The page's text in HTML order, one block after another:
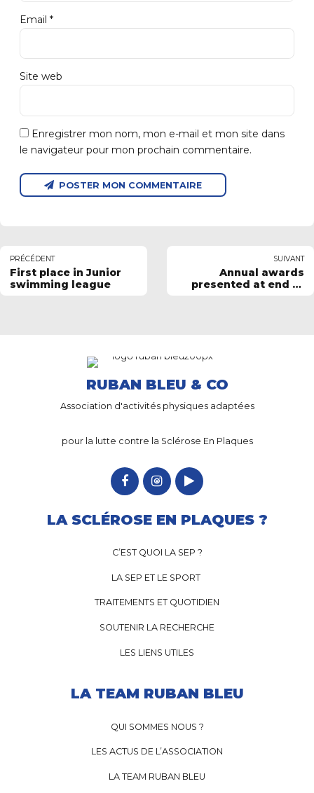
Email *
Site web
Enregistrer mon nom, mon e-mail et mon site dans
le navigateur pour mon prochain commentaire.
POSTER MON COMMENTAIRE
PRÉCÉDENT
First place in Junior
swimming league
SUIVANT
Annual awards
presented at end of
RUBAN BLEU & CO
Association d'activités physiques adaptées
pour la lutte contre la Sclérose En Plaques
LA SCLÉROSE EN PLAQUES ?
C’EST QUOI LA SEP ?
LA SEP ET LE SPORT
TRAITEMENTS ET QUOTIDIEN
SOUTENIR LA RECHERCHE
LES LIENS UTILES
LA TEAM RUBAN BLEU
QUI SOMMES NOUS ?
LES ACTUS DE L’ASSOCIATION
LA TEAM RUBAN BLEU